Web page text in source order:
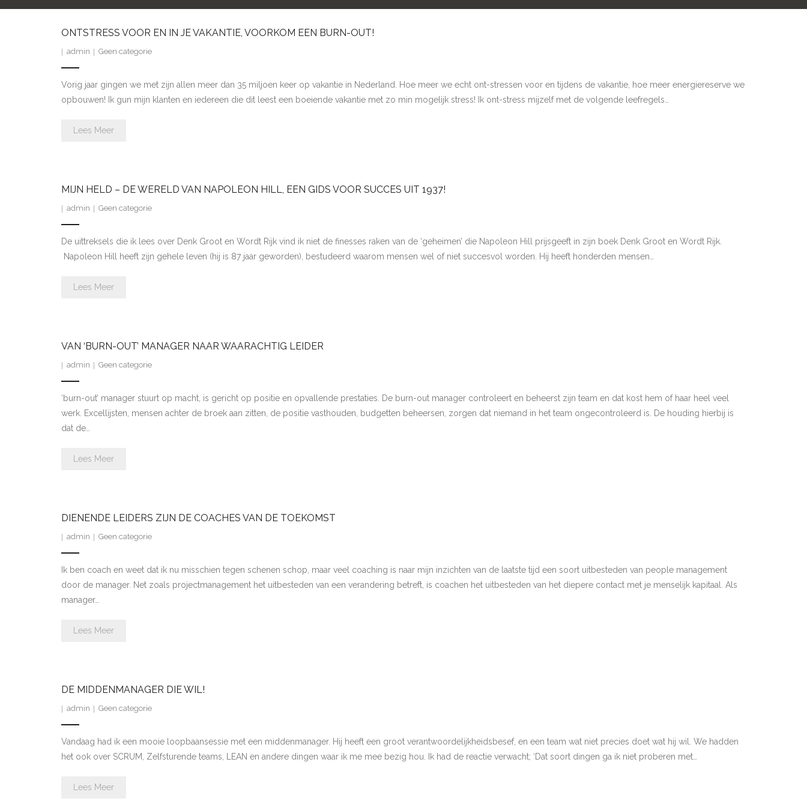
ONTSTRESS VOOR EN IN JE VAKANTIE, VOORKOM EEN BURN-OUT!
admin Geen categorie
Vorig jaar gingen we met zijn allen meer dan 35 miljoen keer op vakantie in Nederland. Hoe meer we echt ont-stressen voor en tijdens de vakantie, hoe meer energiereserve we
opbouwen! Ik gun mijn klanten en iedereen die dit leest een boeiende vakantie met zo min mogelijk stress! Ik ont-stress mijzelf met de volgende leefregels…
Lees Meer
MIJN HELD – DE WERELD VAN NAPOLEON HILL, EEN GIDS VOOR SUCCES UIT 1937!
admin Geen categorie
De uittreksels die ik lees over Denk Groot en Wordt Rijk vind ik niet de finesses raken van de ‘geheimen’ die Napoleon Hill prijsgeeft in zijn boek Denk Groot en Wordt Rijk.
Napoleon Hill heeft zijn gehele leven (hij is 87 jaar geworden), bestudeerd waarom mensen wel of niet succesvol worden. Hij heeft honderden mensen…
Lees Meer
VAN ‘BURN-OUT’ MANAGER NAAR WAARACHTIG LEIDER
admin Geen categorie
‘burn-out’ manager stuurt op macht, is gericht op positie en opvallende prestaties. De burn-out manager controleert en beheerst zijn team en dat kost hem of haar heel veel
werk. Excellijsten, mensen achter de broek aan zitten, de positie vasthouden, budgetten beheersen, zorgen dat niemand in het team ongecontroleerd is. De houding hierbij is
dat de…
Lees Meer
DIENENDE LEIDERS ZIJN DE COACHES VAN DE TOEKOMST
admin Geen categorie
Ik ben coach en weet dat ik nu misschien tegen schenen schop, maar veel coaching is naar mijn inzichten van de laatste tijd een soort uitbesteden van people management
door de manager. Net zoals projectmanagement het uitbesteden van een verandering betreft, is coachen het uitbesteden van het diepere contact met je menselijk kapitaal. Als
manager…
Lees Meer
DE MIDDENMANAGER DIE WIL!
admin Geen categorie
Vandaag had ik een mooie loopbaansessie met een middenmanager. Hij heeft een groot verantwoordelijkheidsbesef, en een team wat niet precies doet wat hij wil. We hadden
het ook over SCRUM, Zelfsturende teams, LEAN en andere dingen waar ik me mee bezig hou. Ik had de reactie verwacht; ‘Dat soort dingen ga ik niet proberen met…
Lees Meer